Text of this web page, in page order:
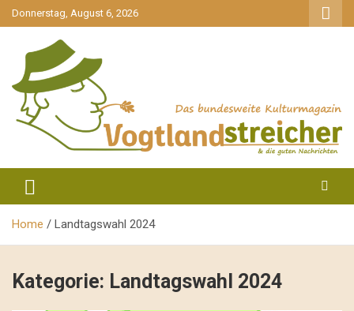
gehe
zum
Donnerstag, August 6, 2026
Vogtlandstreicher
Home Landtagswahl 2024
Kategorie: Landtagswahl 2024